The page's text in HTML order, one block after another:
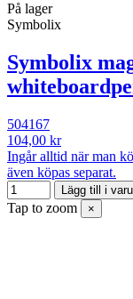
På lager
Symbolix
Symbolix
504167
104,00 kr
Ingår alltid när man
även köpas separat.
Lägg till i
Tap to zoom ×